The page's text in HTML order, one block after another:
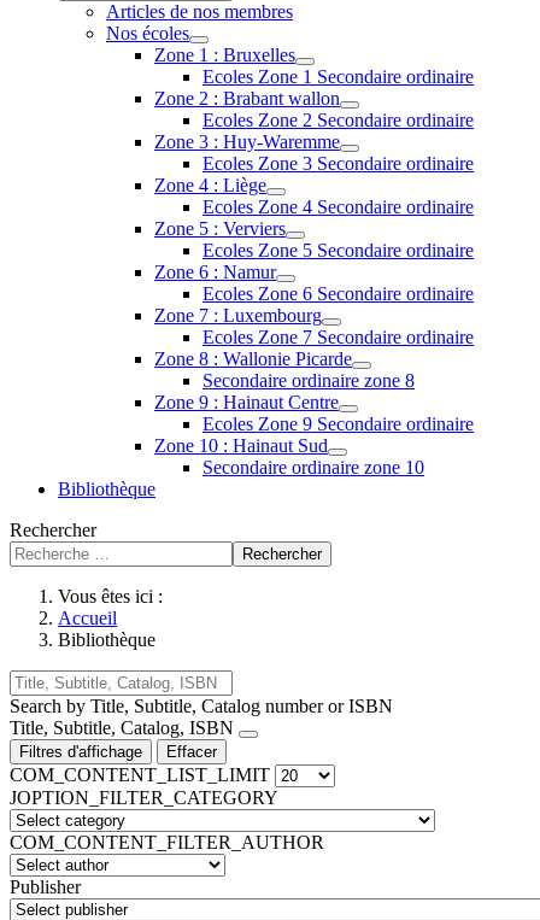
Articles de nos membres
Nos écoles
Zone 1 : Bruxelles
Ecoles Zone 1 Secondaire ordinaire
Zone 2 : Brabant wallon
Ecoles Zone 2 Secondaire ordinaire
Zone 3 : Huy-Waremme
Ecoles Zone 3 Secondaire ordinaire
Zone 4 : Liège
Ecoles Zone 4 Secondaire ordinaire
Zone 5 : Verviers
Ecoles Zone 5 Secondaire ordinaire
Zone 6 : Namur
Ecoles Zone 6 Secondaire ordinaire
Zone 7 : Luxembourg
Ecoles Zone 7 Secondaire ordinaire
Zone 8 : Wallonie Picarde
Secondaire ordinaire zone 8
Zone 9 : Hainaut Centre
Ecoles Zone 9 Secondaire ordinaire
Zone 10 : Hainaut Sud
Secondaire ordinaire zone 10
Bibliothèque
Rechercher
Rechercher
Vous êtes ici :
Accueil
Bibliothèque
Search by Title, Subtitle, Catalog number or ISBN
Title, Subtitle, Catalog, ISBN
Filtres d'affichage Effacer
COM_CONTENT_LIST_LIMIT
JOPTION_FILTER_CATEGORY
COM_CONTENT_FILTER_AUTHOR
Publisher